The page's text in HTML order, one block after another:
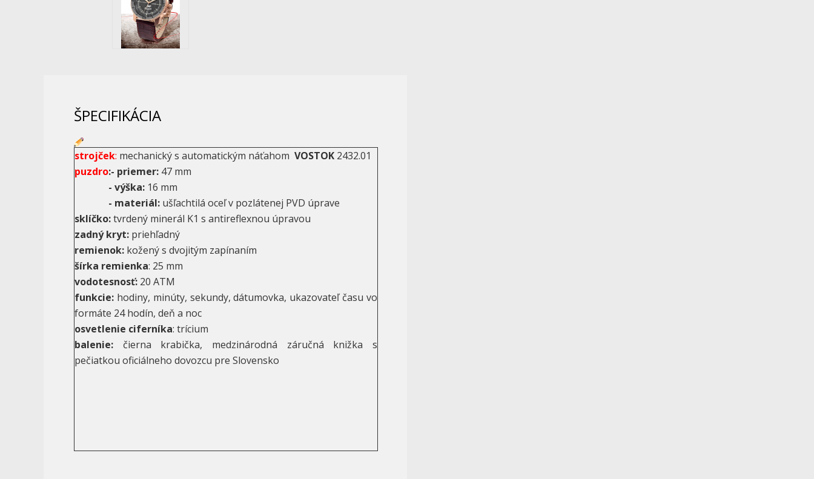
ŠPECIFIKÁCIA
strojček: mechanický s automatickým náťahom VOSTOK 2432.01
puzdro:- priemer: 47 mm
- výška: 16 mm
- materiál: ušľachtilá oceľ v pozlátenej PVD úprave
sklíčko:tvrdený minerál K1 s antireflexnou úpravou
zadný kryt: priehľadný
remienok: kožený s dvojitým zapínaním
šírka remienka: 25 mm
vodotesnosť: 20 ATM
funkcie: hodiny, minúty, sekundy, dátumovka, ukazovateľ času vo
formáte 24 hodín, deň a noc
osvetlenie ciferníka: trícium
balenie: čierna krabička, medzinárodná záručná knižka s
pečiatkou oficiálneho dovozcu pre Slovensko